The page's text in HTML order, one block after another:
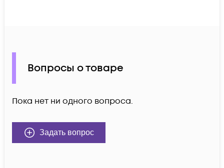
Вопросы о товаре
Пока нет ни одного вопроса.
Задать вопрос